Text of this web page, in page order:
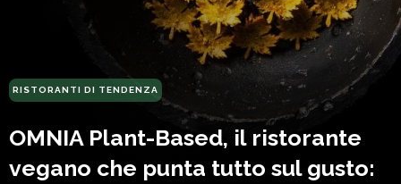
RISTORANTI DI TENDENZA
OMNIA Plant-Based, il ristorante
vegano che punta tutto sul gusto: